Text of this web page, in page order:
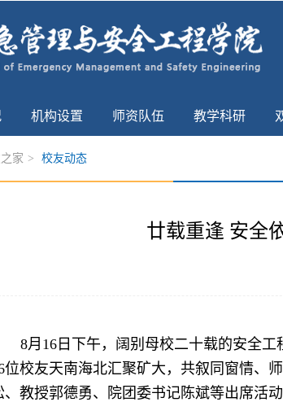
机构设置 师资队伍 教学科研
家 > 校友动态
廿载重逢 安全
8月16日下午，阔别母校二十载的安全
位校友天南海北汇聚矿大，共叙同窗情、
、教授郭德勇、院团委书记陈斌等出席活动